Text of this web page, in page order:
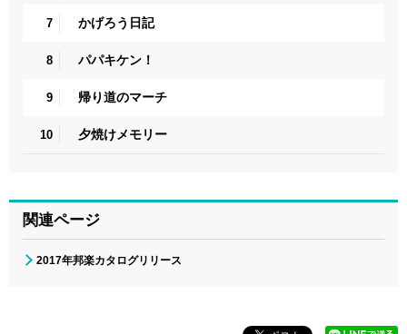
7 かげろう日記
8 パパキケン！
9 帰り道のマーチ
10 夕焼けメモリー
関連ページ
2017年邦楽カタログリリース